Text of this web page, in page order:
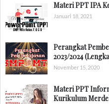
Materi PPT IPA
Januari 18, 2021
Perangkat
2023/2024
November 15, 2020
Materi PPT
Kurikulum